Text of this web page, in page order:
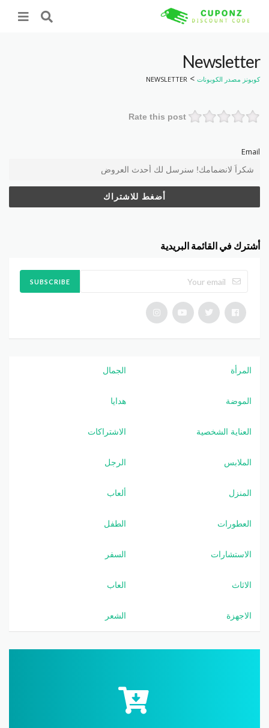
Newsletter
كوبونز مصدر الكوبونات >
NEWSLETTER
Rate this post
Email
أشترك في القائمة البريدية
SUBSCRIBE
المرأة الجمال
الموضة هدايا
العناية الشخصية الاشتراكات
الملابس الرجل
المنزل ألعاب
العطورات الطفل
الاستشارات السفر
الاثاث العاب
الاجهزة الشعر